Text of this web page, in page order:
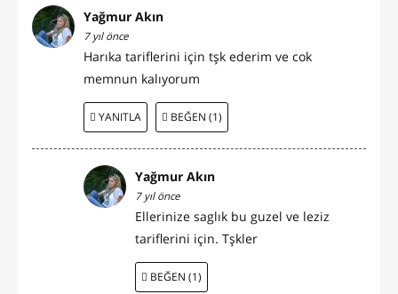
Yağmur Akın
7 yıl önce
Harıka tariflerini için tşk ederim ve cok
memnun kalıyorum
YANITLA BEĞEN (1)
Yağmur Akın
7 yıl önce
Ellerinize saglık bu guzel ve leziz
tariflerini için. Tşkler
BEĞEN (1)